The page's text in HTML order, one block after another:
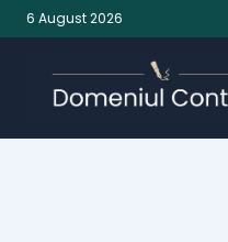
6 August 2026